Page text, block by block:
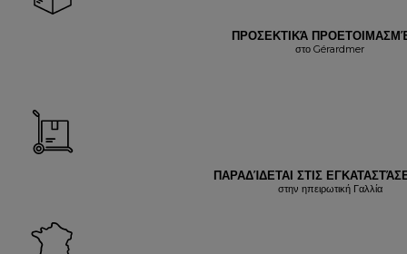
ΠΡΟΣΕΚΤΙΚΆ
στο Gérardmer
ΠΑΡΑΔΊΔΕΤΑΙ ΣΤΙΣ
στην ηπειρωτική Γαλλία